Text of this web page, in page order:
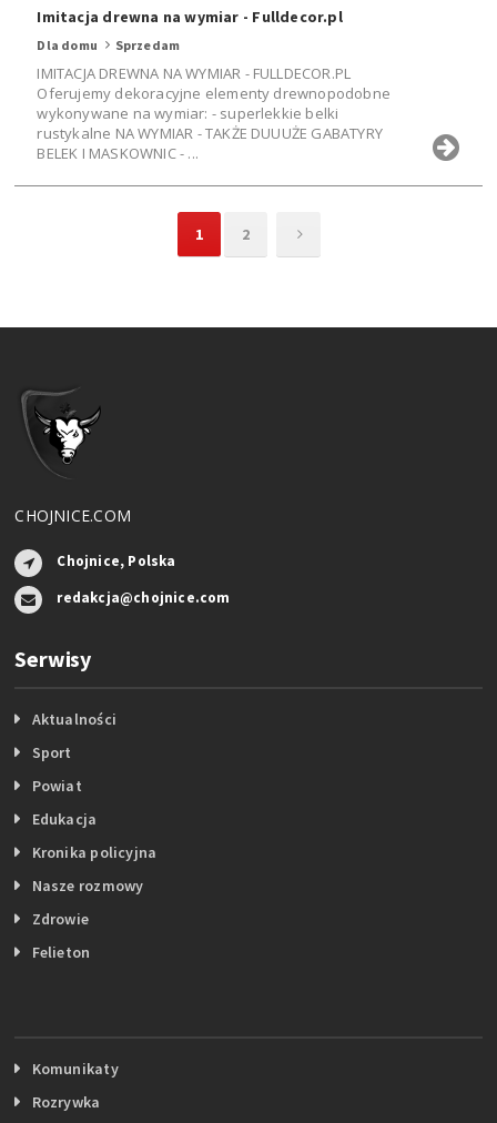
Imitacja drewna na wymiar - Fulldecor.pl
Dla domu Sprzedam
IMITACJA DREWNA NA WYMIAR - FULLDECOR.PL
Oferujemy dekoracyjne elementy drewnopodobne
wykonywane na wymiar: - superlekkie belki
rustykalne NA WYMIAR - TAKŻE DUUUŻE GABATYRY
BELEK I MASKOWNIC - ...
1 2
CHOJNICE.COM
Chojnice, Polska
redakcja@chojnice.com
Serwisy
Aktualności
Sport
Powiat
Edukacja
Kronika policyjna
Nasze rozmowy
Zdrowie
Felieton
Komunikaty
Rozrywka